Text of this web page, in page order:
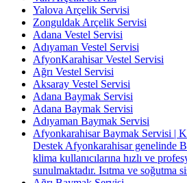
Yalova Arçelik Servisi
Zonguldak Arçelik Servisi
Adana Vestel Servisi
Adıyaman Vestel Servisi
AfyonKarahisar Vestel Servisi
Ağrı Vestel Servisi
Aksaray Vestel Servisi
Adana Baymak Servisi
Adana Baymak Servisi
Adıyaman Baymak Servisi
Afyonkarahisar Baymak Servisi |
Destek Afyonkarahisar genelinde
klima kullanıcılarına hızlı ve
sunulmaktadır. Isıtma ve soğutma